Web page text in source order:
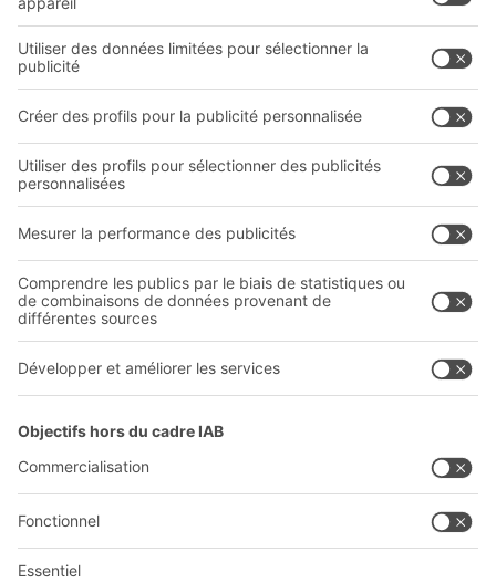
Bacs en matière plastique
Systèmes de rayonnages
Systèmes de transport interne
Entreprise
Qui sommes-nous ?
Sites internationaux
Sites de production
Follow us
ABIT O
YOUR LIFE.
+41 41 790 20 64
© 2026 BITO-Lagertechnik Bittmann GmbH